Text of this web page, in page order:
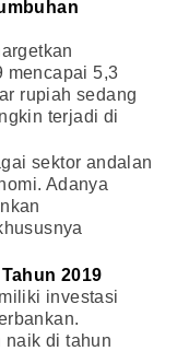
mencapai 5,3
rupiah sedang
terjadi di
sektor andalan
Adanya
2019
investasi
di tahun